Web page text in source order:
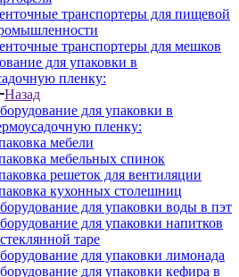
транспортеры для пищевой
транспортеры для мешков
для упаковки в
пленку:
Назад
для упаковки в
пленку:
мебели
мебельных спинок
решеток для вентиляции
кухонных столешниц
для упаковки воды в пэт
для упаковки напитков
таре
для упаковки лимонада
для упаковки кефира в